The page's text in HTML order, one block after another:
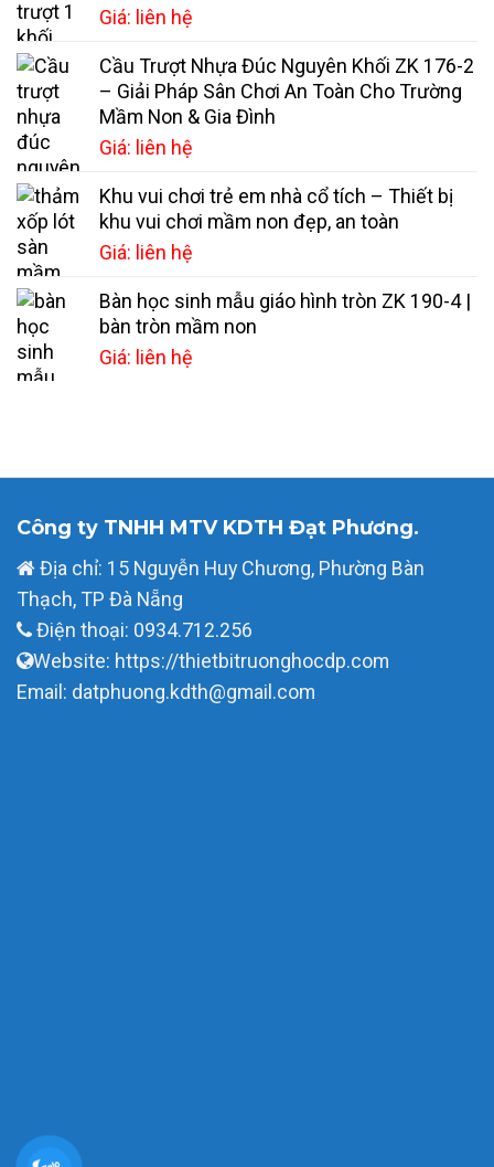
Giá: liên hệ
Cầu Trượt Nhựa Đúc Nguyên Khối ZK 176-2
– Giải Pháp Sân Chơi An Toàn Cho Trường
Mầm Non & Gia Đình
Giá: liên hệ
Khu vui chơi trẻ em nhà cổ tích – Thiết bị
khu vui chơi mầm non đẹp, an toàn
Giá: liên hệ
Bàn học sinh mẫu giáo hình tròn ZK 190-4 |
bàn tròn mầm non
Giá: liên hệ
Công ty TNHH MTV KDTH Đạt Phương.
Địa chỉ: 15 Nguyễn Huy Chương, Phường Bàn
Thạch, TP Đà Nẵng
Điện thoại: 0934.712.256
Website: https://thietbitruonghocdp.com
Email: datphuong.kdth@gmail.com